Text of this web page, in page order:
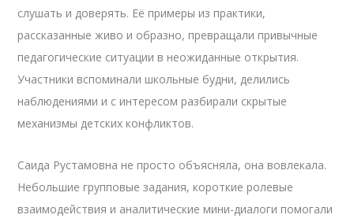
слушать и доверять. Её примеры из практики,
рассказанные живо и образно, превращали привычные
педагогические ситуации в неожиданные открытия.
Участники вспоминали школьные будни, делились
наблюдениями и с интересом разбирали скрытые
механизмы детских конфликтов.
Саида Рустамовна не просто объясняла, она вовлекала.
Небольшие групповые задания, короткие ролевые
взаимодействия и аналитические мини-диалоги помогали